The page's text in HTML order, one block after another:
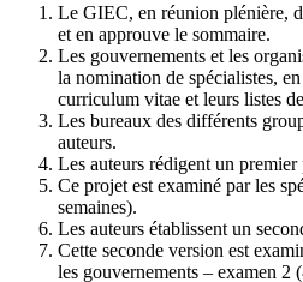
Le GIEC, en réunion plénière,
et en approuve le sommaire.
Les gouvernements et les
la nomination de spécialistes,
curriculum vitae et leurs listes
Les bureaux des différents
auteurs.
Les auteurs rédigent un
Ce projet est examiné par les
semaines).
Les auteurs établissent un
Cette seconde version est
les gouvernements – examen 2